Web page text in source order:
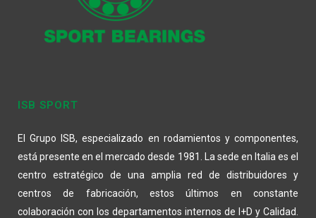
ISB SPORT
El Grupo ISB, especializado en rodamientos y componentes,
está presente en el mercado desde 1981. La sede en Italia es el
centro estratégico de una amplia red de distribuidores y
centros de fabricación, estos últimos en constante
colaboración con los departamentos internos de I+D y Calidad.